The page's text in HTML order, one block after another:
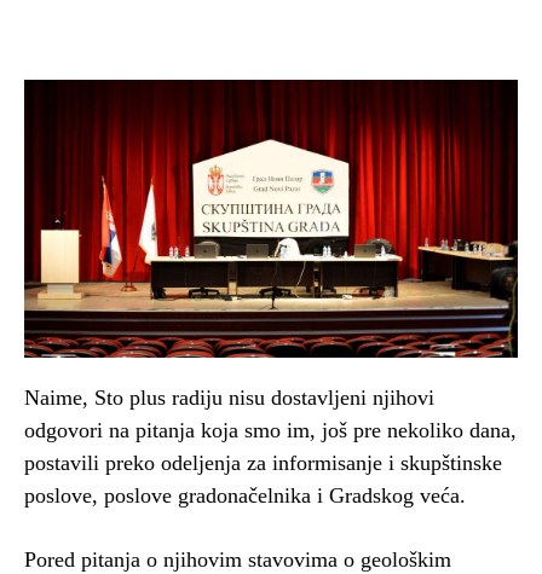
Naime, Sto plus radiju nisu dostavljeni njihovi
odgovori na pitanja koja smo im, još pre nekoliko dana,
postavili preko odeljenja za informisanje i skupštinske
poslove, poslove gradonačelnika i Gradskog veća.
Pored pitanja o njihovim stavovima o geološkim